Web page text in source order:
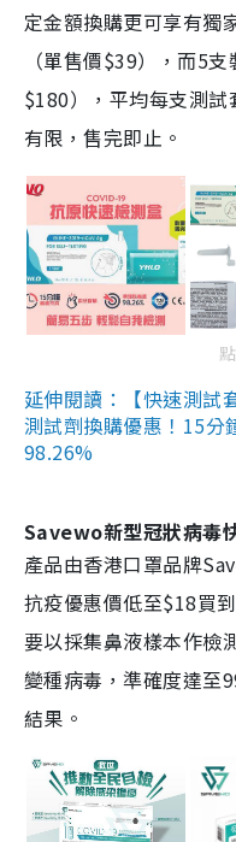
定金額換購更可享有獨
（單售價$39），而5
$180），平均每支測
有限，售完即止。
延伸閱讀：【快速測試
測試劑換購優惠！15分
98.26%
Savewo新型冠狀病毒
產品由香港口罩品牌
抗疫優惠價低至$18買
要以採集鼻液樣本作
變種病毒，準確度達至
結果。